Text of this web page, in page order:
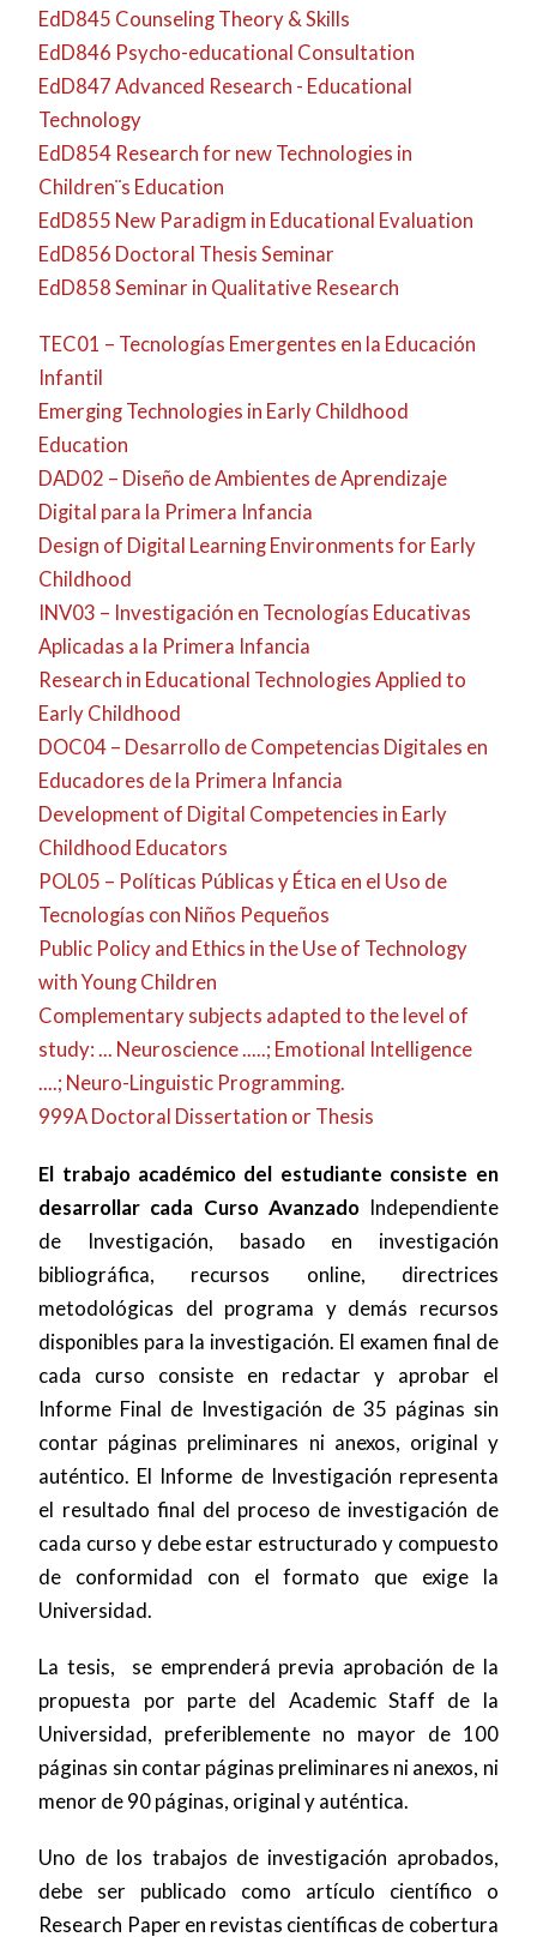
EdD845 Counseling Theory & Skills
EdD846 Psycho-educational Consultation
EdD847 Advanced Research - Educational
Technology
EdD854 Research for new Technologies in
Children¨s Education
EdD855 New Paradigm in Educational Evaluation
EdD856 Doctoral Thesis Seminar
EdD858 Seminar in Qualitative Research
TEC01 – Tecnologías Emergentes en la Educación
Infantil
Emerging Technologies in Early Childhood
Education
DAD02 – Diseño de Ambientes de Aprendizaje
Digital para la Primera Infancia
Design of Digital Learning Environments for Early
Childhood
INV03 – Investigación en Tecnologías Educativas
Aplicadas a la Primera Infancia
Research in Educational Technologies Applied to
Early Childhood
DOC04 – Desarrollo de Competencias Digitales en
Educadores de la Primera Infancia
Development of Digital Competencies in Early
Childhood Educators
POL05 – Políticas Públicas y Ética en el Uso de
Tecnologías con Niños Pequeños
Public Policy and Ethics in the Use of Technology
with Young Children
Complementary subjects adapted to the level of
study: ... Neuroscience .....; Emotional Intelligence
....; Neuro-Linguistic Programming.
999A Doctoral Dissertation or Thesis
El trabajo académico del estudiante consiste en
desarrollar cada Curso AvanzadoIndependiente
de Investigación, basado en investigación
bibliográfica, recursos online, directrices
metodológicas del programa y demás recursos
disponibles para la investigación. El examen final de
cada curso consiste en redactar y aprobar el
Informe Final de Investigación de 35 páginas sin
contar páginas preliminares ni anexos, original y
auténtico. El Informe de Investigación representa
el resultado final del proceso de investigación de
cada curso y debe estar estructurado y compuesto
de conformidad con el formato que exige la
Universidad.
La tesis, se emprenderá previa aprobación de la
propuesta por parte del Academic Staff de la
Universidad, preferiblemente no mayor de 100
páginas sin contar páginas preliminares ni anexos, ni
menor de 90 páginas, original y auténtica.
Uno de los trabajos de investigación aprobados,
debe ser publicado como artículo científico o
Research Paper en revistas científicas de cobertura